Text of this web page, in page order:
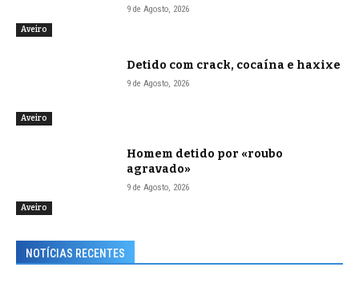
Aveiro
9 de Agosto, 2026
Aveiro
Detido com crack, cocaína e haxixe
9 de Agosto, 2026
Aveiro
Homem detido por «roubo
agravado»
9 de Agosto, 2026
NOTÍCIAS RECENTES